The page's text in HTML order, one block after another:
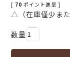
[ 70 ポイント進呈 ]
△（在庫僅少ま